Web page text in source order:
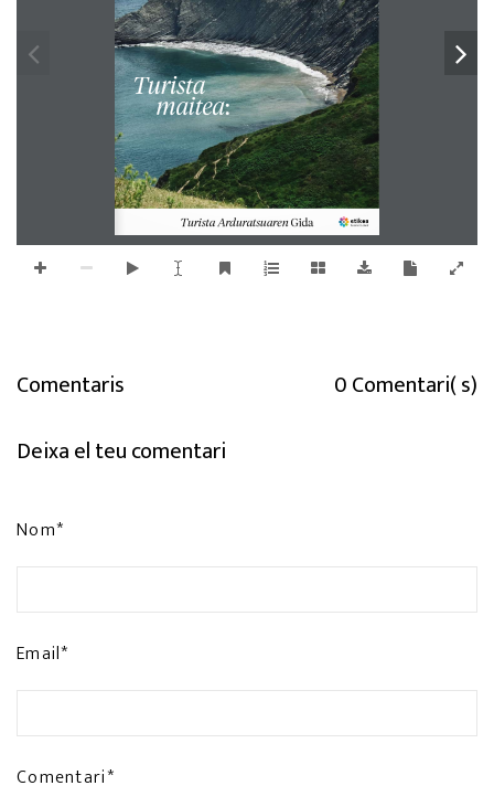
Turista
     maitea
:
Turista Arduratsuaren Gida
Comentaris
0 Comentari( s)
Deixa el teu comentari
Nom*
Email*
Comentari*